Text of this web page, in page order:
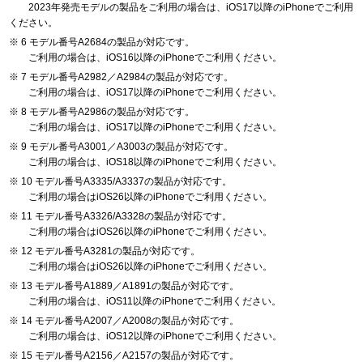
2023年発売モデルの製品をご利用の場合は、iOS17以降のiPhoneでご利用
ください。
6 モデル番号A2684の製品が対応です。
ご利用の場合は、iOS16以降のiPhoneでご利用ください。
7 モデル番号A2982／A2984の製品が対応です。
ご利用の場合は、iOS17以降のiPhoneでご利用ください。
8 モデル番号A2986の製品が対応です。
ご利用の場合は、iOS17以降のiPhoneでご利用ください。
9 モデル番号A3001／A3003の製品が対応です。
ご利用の場合は、iOS18以降のiPhoneでご利用ください。
10 モデル番号A3335/A3337の製品が対応です。
ご利用の場合はiOS26以降のiPhoneでご利用ください。
11 モデル番号A3326/A3328の製品が対応です。
ご利用の場合はiOS26以降のiPhoneでご利用ください。
12 モデル番号A3281の製品が対応です。
ご利用の場合はiOS26以降のiPhoneでご利用ください。
13 モデル番号A1889／A1891の製品が対応です。
ご利用の場合は、iOS11以降のiPhoneでご利用ください。
14 モデル番号A2007／A2008の製品が対応です。
ご利用の場合は、iOS12以降のiPhoneでご利用ください。
15 モデル番号A2156／A2157の製品が対応です。